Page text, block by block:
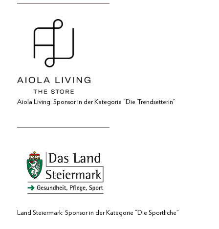
Aiola Living: Sponsor in der Kategorie “Die Trendsetterin”
_____________________
Land Steiermark: Sponsor in der Kategorie “Die Sportliche”